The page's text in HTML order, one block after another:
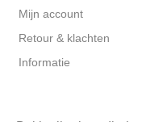
Mijn account
Retour & klachten
Informatie